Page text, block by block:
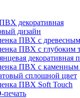
декоративная
дизайн
ПВХ с
ПВХ с глубоким
ПВХ с каменным
сплошной цвет
ПВХ Soft Touch
печать